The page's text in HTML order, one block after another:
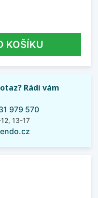
KOŠÍKU
Rádi vám
979 570
13-17